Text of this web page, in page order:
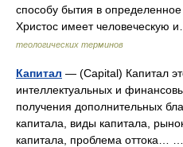
способу бытия в
Христос имеет
теологических терминов
Капитал — (Capital) Капитал
интеллектуальных и
получения дополнительных
капитала, виды капитала,
капитала, проблема оттока…